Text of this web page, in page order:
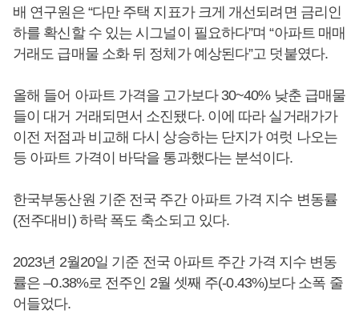
배 연구원은 “다만 주택 지표가 크게 개선되려면 금리인
하를 확신할 수 있는 시그널이 필요하다”며 “아파트 매매
거래도 급매물 소화 뒤 정체가 예상된다”고 덧붙였다.
올해 들어 아파트 가격을 고가보다 30~40% 낮춘 급매물
들이 대거 거래되면서 소진됐다. 이에 따라 실거래가가
이전 저점과 비교해 다시 상승하는 단지가 여럿 나오는
등 아파트 가격이 바닥을 통과했다는 분석이다.
한국부동산원 기준 전국 주간 아파트 가격 지수 변동률
(전주대비) 하락 폭도 축소되고 있다.
2023년 2월20일 기준 전국 아파트 주간 가격 지수 변동
률은 –0.38%로 전주인 2월 셋째 주(-0.43%)보다 소폭 줄
어들었다.